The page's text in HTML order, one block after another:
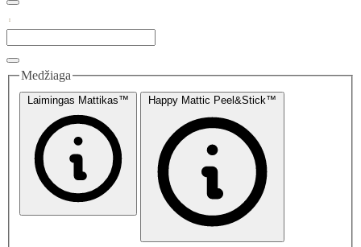
Medžiaga
Laimingas Mattikas™ Happy Mattic Peel&Stick™